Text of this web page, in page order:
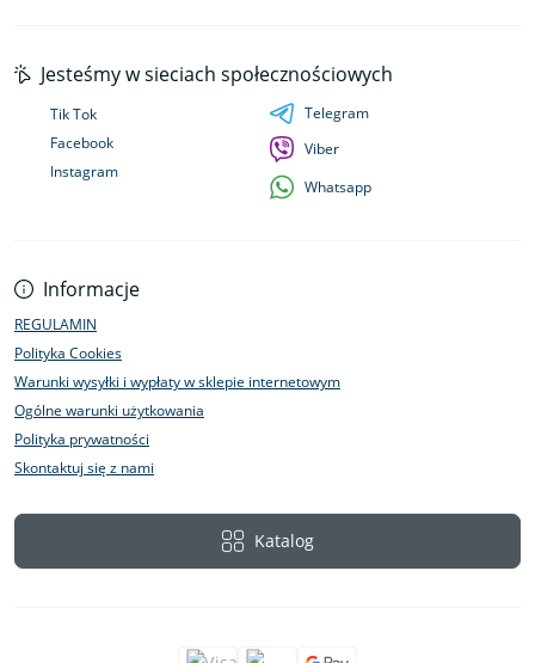
Informacje
REGULAMIN
Polityka Cookies
Warunki wysyłki i wypłaty w sklepie internetowym
Ogólne warunki użytkowania
Polityka prywatności
Skontaktuj się z nami
Katalog
Jesteśmy w sieciach społecznościowych
Tik Tok
Facebook
Instagram
Telegram
Viber
Whatsapp